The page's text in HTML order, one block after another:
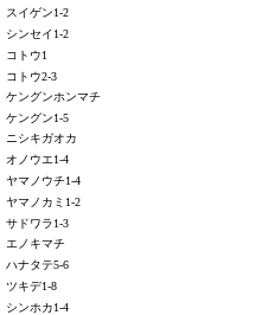
スイゲン1-2
シンセイ1-2
コトウ1
コトウ2-3
ケングンホンマチ
ケングン1-5
ニシキガオカ
オノウエ1-4
ヤマノウチ1-4
ヤマノカミ1-2
サドワラ1-3
エノキマチ
ハナタテ5-6
ツキデ1-8
シンホカ1-4